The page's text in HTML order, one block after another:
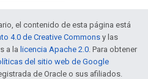
el contenido de esta página está
4.0 de Creative Commons y las
a la licencia Apache 2.0 . Para obtener
del sitio web de Google
de Oracle o sus afiliados.